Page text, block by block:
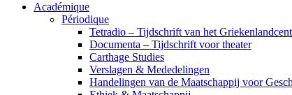
Académique
Périodique
Tetradio – Tijdschrift van het
Documenta – Tijdschrift voor theater
Carthage Studies
Verslagen & Mededelingen
Handelingen van de Maatschappij voor